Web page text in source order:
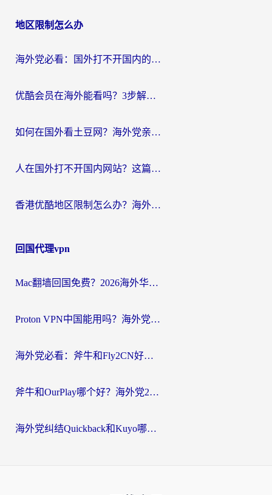
地区限制怎么办
海外党必看：国外打不开国内的app怎么办？3步解决你的乡愁
优酷会员在海外能看吗？3步解决海外追剧难题，附实测好用加速器推荐
如何在国外看土豆网？海外党亲测有效的追剧加速器选择指南
人在国外打不开国内网站？这篇攻略帮你无缝解锁国内资源（附交管12123使用技巧）
香港优酷地区限制怎么办？海外党亲测有效的追剧解决方案
回国代理vpn
Mac翻墙回国免费？2026海外华人亲测：从CCTV5直播到国内APP，这样选加速器才靠谱
Proton VPN中国能用吗？海外党选回国加速器的避坑指南（附番茄加速器实测）
海外党必看：斧牛和Fly2CN好用吗？3招教你选对回国加速器（附免费试用攻略）
斧牛和OurPlay哪个好？海外党2026亲测：选对加速器，国内资源秒加载
海外党纠结Quickback和Kuyo哪个好？选对回国加速器才能无缝刷国内资源